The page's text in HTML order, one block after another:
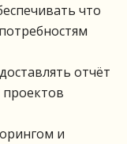
что
отчёт
и